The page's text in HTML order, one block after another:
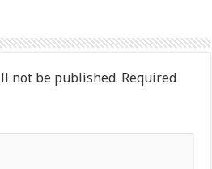
not be published. Required